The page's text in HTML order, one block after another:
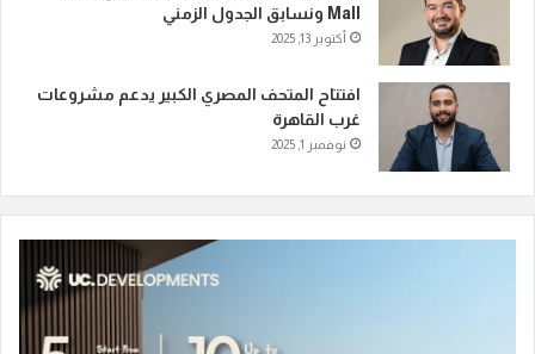
Mall ونسابق الجدول الزمني
أكتوبر 13, 2025
افتتاح المتحف المصري الكبير يدعم مشروعات
غرب القاهرة
نوفمبر 1, 2025